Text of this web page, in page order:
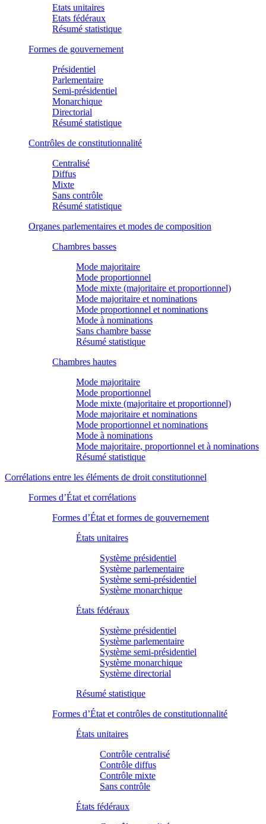
Etats unitaires
Etats fédéraux
Résumé statistique
Formes de gouvernement
Présidentiel
Parlementaire
Semi-présidentiel
Monarchique
Directorial
Résumé statistique
Contrôles de constitutionnalité
Centralisé
Diffus
Mixte
Sans contrôle
Résumé statistique
Organes parlementaires et modes de composition
Chambres basses
Mode majoritaire
Mode proportionnel
Mode mixte (majoritaire et proportionnel)
Mode majoritaire et nominations
Mode proportionnel et nominations
Mode à nominations
Sans chambre basse
Résumé statistique
Chambres hautes
Mode majoritaire
Mode proportionnel
Mode mixte (majoritaire et proportionnel)
Mode majoritaire et nominations
Mode proportionnel et nominations
Mode à nominations
Mode majoritaire, proportionnel et à nominations
Résumé statistique
Corrélations entre les éléments de droit constitutionnel
Formes d’État et corrélations
Formes d’État et formes de gouvernement
États unitaires
Système présidentiel
Système parlementaire
Système semi-présidentiel
Système monarchique
États fédéraux
Système présidentiel
Système parlementaire
Système semi-présidentiel
Système monarchique
Système directorial
Résumé statistique
Formes d’État et contrôles de constitutionnalité
États unitaires
Contrôle centralisé
Contrôle diffus
Contrôle mixte
Sans contrôle
États fédéraux